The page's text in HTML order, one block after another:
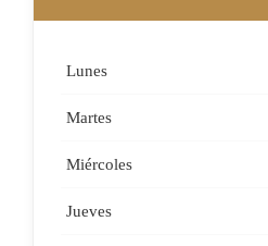
Lunes
Martes
Miércoles
Jueves